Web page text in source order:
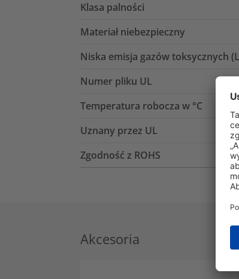
Klasa palności
Materiał niebezpieczny
Niska emisja gazów toksycznych
Numer pliku UL
Temperatura robocza w °C
Uznany przez UL
Zgodność z ROHS
Akcesoria